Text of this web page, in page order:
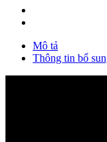
Mô tả
Thông tin bổ